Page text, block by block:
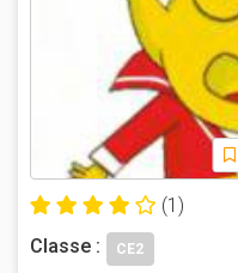
(1)
Classe :
CE2